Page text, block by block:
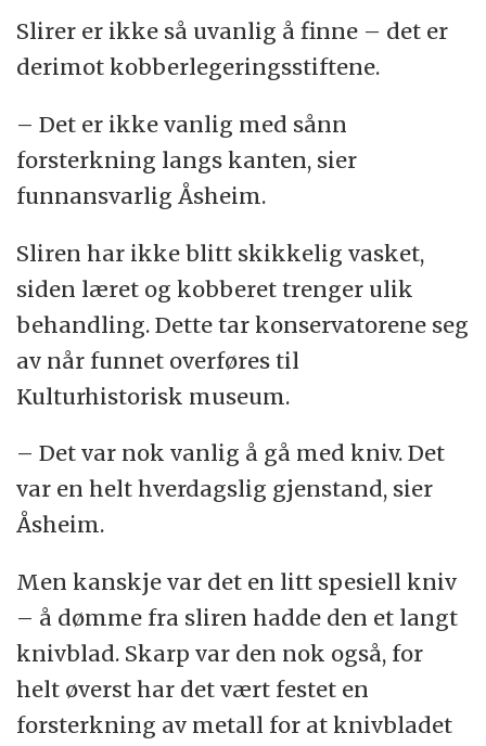
Slirer er ikke så uvanlig å finne – det er
derimot kobberlegeringsstiftene.
– Det er ikke vanlig med sånn
forsterkning langs kanten, sier
funnansvarlig Åsheim.
Sliren har ikke blitt skikkelig vasket,
siden læret og kobberet trenger ulik
behandling. Dette tar konservatorene seg
av når funnet overføres til
Kulturhistorisk museum.
– Det var nok vanlig å gå med kniv. Det
var en helt hverdagslig gjenstand, sier
Åsheim.
Men kanskje var det en litt spesiell kniv
– å dømme fra sliren hadde den et langt
knivblad. Skarp var den nok også, for
helt øverst har det vært festet en
forsterkning av metall for at knivbladet